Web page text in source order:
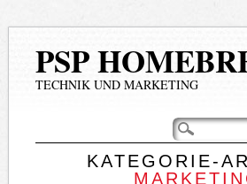
PSP
TECHNIK UND MARKETING
Inhalt
KATEGORIE-